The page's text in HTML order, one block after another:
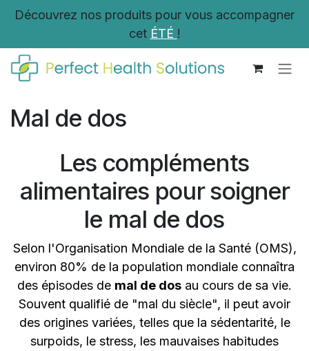
Se rendre au contenu
Découvrez nos produits pour vous accompagner
cet ÉTÉ !
Mal de dos
Les compléments
alimentaires pour soigner
le mal de dos
Selon l'Organisation Mondiale de la Santé (OMS),
environ 80% de la population mondiale connaîtra
des épisodes de mal de dos au cours de sa vie.
Souvent qualifié de "mal du siècle", il peut avoir
des origines variées, telles que la sédentarité, le
surpoids, le stress, les mauvaises habitudes